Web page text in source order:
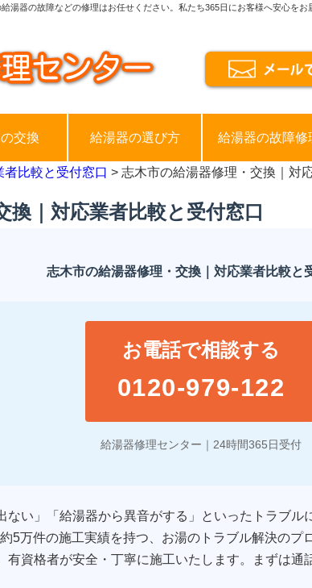
湯器の故障などの修理はお任せください。私たち365日にお客様へ安心をお
交換 給湯器の選び方 給湯器の故障修
比較と受付窓口 > 志木市の給湯器修理・交換｜対
換｜対応業者比較と受付窓口
志木市の給湯器修理・交換｜対応業者比較と
お電話で相談する
0120-979-122
給湯器修理センター｜24時間365日受付
ない」「給湯器から異音がする」といったトラブル
5万件の施工実績を持つ、お湯のトラブル解決の
有資格者が安全・丁寧に施工いたします。まずは通